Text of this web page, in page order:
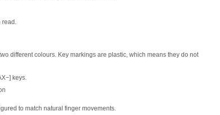
read.
different colours. Key markings are plastic, which means they do not
keys.
to match natural finger movements.